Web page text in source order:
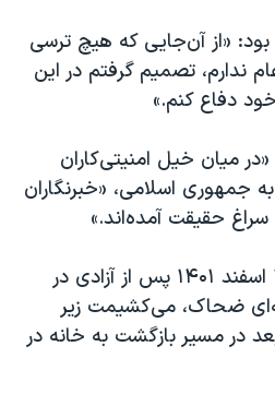
بود: «از آن‌جایی که هیچ ترسی
ندارم، تصمیم گرفتم در این
دفاع کنم.»
«در میان خیل امنیتی‌کاران
جمهوری اسلامی، «خبرنگاران
سراغ حقیقت آمده‌اند.»
این زندانی سیاسی روز ۲۴ اسفند ۱۴۰۱ پس از آزادی در
ضحاک، می‌کشیمت زیر
در مسیر بازگشت به خانه در